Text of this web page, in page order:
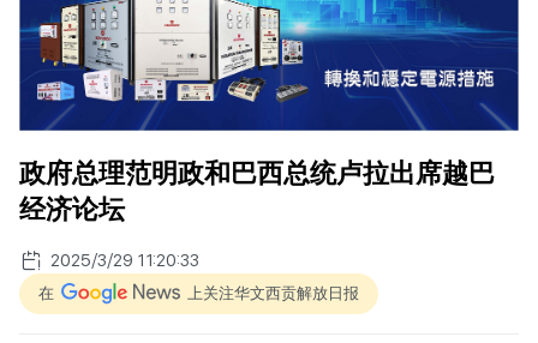
政府总理范明政和巴西总统卢拉出席越巴
经济论坛
2025/3/29 11:20:33
在 上关注华文西贡解放日报